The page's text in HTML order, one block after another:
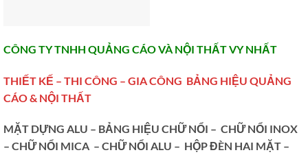
CÔNG TY TNHH QUẢNG CÁO VÀ NỘI THẤT VY NHẤT
THIẾT KẾ – THI CÔNG – GIA CÔNG BẢNG HIỆU QUẢNG
CÁO & NỘI THẤT
MẶT DỰNG ALU – BẢNG HIỆU CHỮ NỔI – CHỮ NỔI INOX
– CHỮ NỔI MICA – CHỮ NỔI ALU – HỘP ĐÈN HAI MẶT –